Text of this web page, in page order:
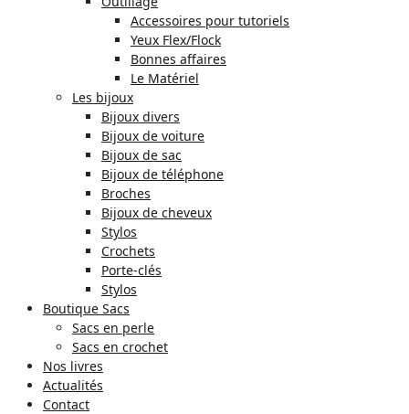
Accessoires pour tutoriels
Yeux Flex/Flock
Bonnes affaires
Le Matériel
Les bijoux
Bijoux divers
Bijoux de voiture
Bijoux de sac
Bijoux de téléphone
Broches
Bijoux de cheveux
Stylos
Crochets
Porte-clés
Stylos
Boutique Sacs
Sacs en perle
Sacs en crochet
Nos livres
Actualités
Contact